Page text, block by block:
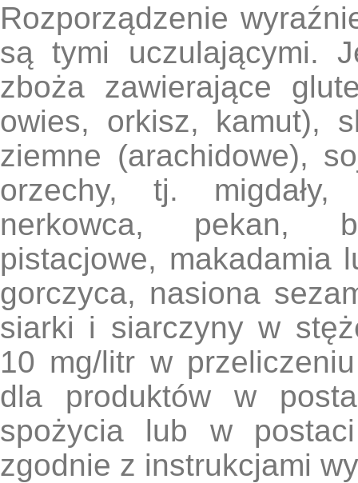
Rozporządzenie
są tymi uczulającymi.
zboża zawierające
owies, orkisz, kamut),
ziemne (arachidowe),
orzechy, tj. migdały,
nerkowca, pekan,
pistacjowe, makadamia
gorczyca, nasiona
siarki i siarczyny w
10 mg/litr w
dla produktów w
spożycia lub w
zgodnie z instrukcjami